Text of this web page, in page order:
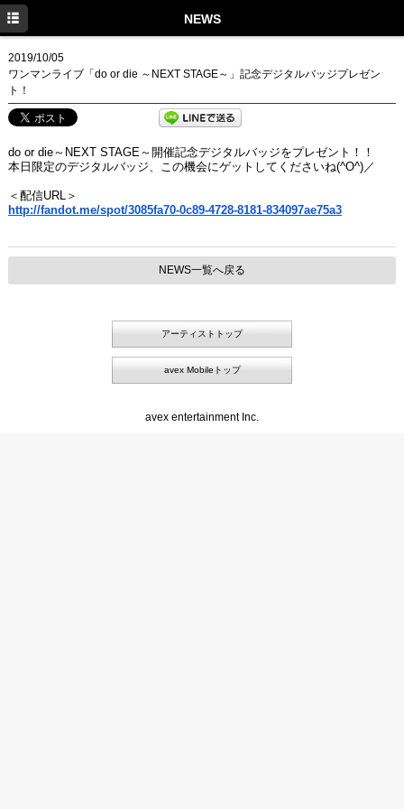
NEWS
2019/10/05
ワンマンライブ「do or die ～NEXT STAGE～」記念デジタルバッジプレゼン
ト！
do or die～NEXT STAGE～開催記念デジタルバッジをプレゼント！！
本日限定のデジタルバッジ、この機会にゲットしてくださいね(^O^)／
＜配信URL＞
http://fandot.me/spot/3085fa70-0c89-4728-8181-834097ae75a3
NEWS一覧へ戻る
アーティストトップ
avex Mobileトップ
avex entertainment Inc.
NEWS
DISCOGRAPHY
PROFILE
MOVIE